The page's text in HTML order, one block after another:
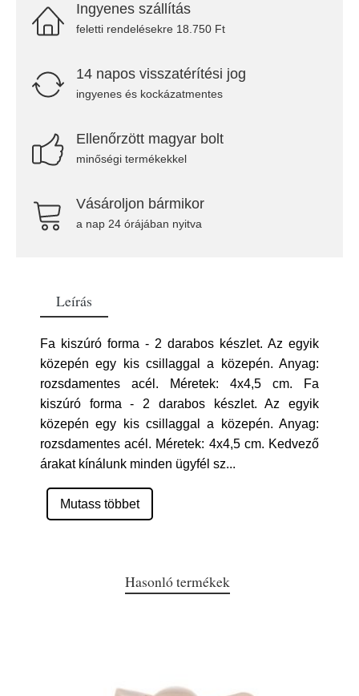
Ingyenes szállítás
feletti rendelésekre 18.750 Ft
14 napos visszatérítési jog
ingyenes és kockázatmentes
Ellenőrzött magyar bolt
minőségi termékekkel
Vásároljon bármikor
a nap 24 órájában nyitva
Leírás
Fa kiszúró forma - 2 darabos készlet. Az egyik
közepén egy kis csillaggal a közepén. Anyag:
rozsdamentes acél. Méretek: 4x4,5 cm. Fa
kiszúró forma - 2 darabos készlet. Az egyik
közepén egy kis csillaggal a közepén. Anyag:
rozsdamentes acél. Méretek: 4x4,5 cm. Kedvező
árakat kínálunk minden ügyfél sz...
Mutass többet
Hasonló termékek